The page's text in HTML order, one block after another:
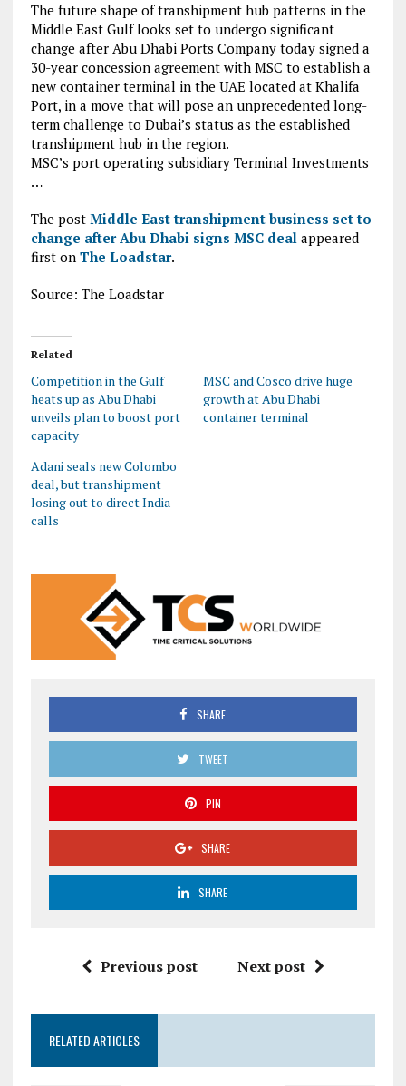
The future shape of transhipment hub patterns in the
Middle East Gulf looks set to undergo significant
change after Abu Dhabi Ports Company today signed a
30-year concession agreement with MSC to establish a
new container terminal in the UAE located at Khalifa
Port, in a move that will pose an unprecedented long-
term challenge to Dubai’s status as the established
transhipment hub in the region.
MSC’s port operating subsidiary Terminal Investments
…
The post Middle East transhipment business set to
change after Abu Dhabi signs MSC dealappeared
first on The Loadstar.
Source: The Loadstar
Related
Competition in the Gulf
heats up as Abu Dhabi
unveils plan to boost port
capacity
MSC and Cosco drive huge
growth at Abu Dhabi
container terminal
Adani seals new Colombo
deal, but transhipment
losing out to direct India
calls
SHARE
TWEET
PIN
SHARE
SHARE
Previous post Next post
RELATED ARTICLES